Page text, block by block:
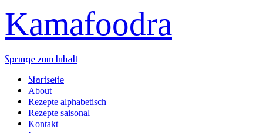
Kamafoodra
Springe zum Inhalt
Startseite
About
Rezepte alphabetisch
Rezepte saisonal
Kontakt